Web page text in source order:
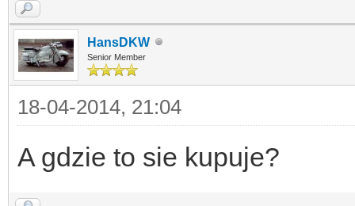
HansDKW
Senior Member
18-04-2014, 21:04
A gdzie to sie kupuje?